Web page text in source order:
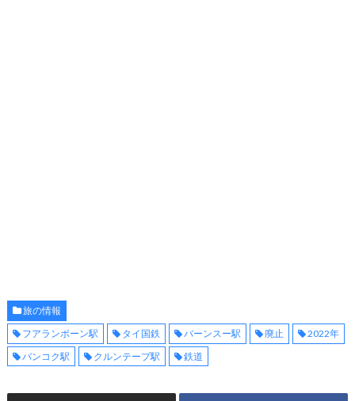
旅の情報
フアランポーン駅
タイ国鉄 バーンスー駅 廃止
2022年
バンコク駅
クルンテープ駅 鉄道